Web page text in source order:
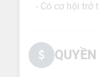
- Có cơ hội trở